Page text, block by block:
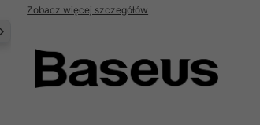
Następny
Zobacz więcej szczegółów